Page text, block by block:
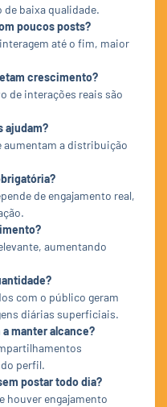
baixa qualidade.
poucos posts?
até o fim, maior
crescimento?
de interações reais são
ajudam?
aumentam a distribuição
de engajamento real,
aumentando
com o público geram
diárias superficiais.
manter alcance?
perfil.
postar todo dia?
houver engajamento